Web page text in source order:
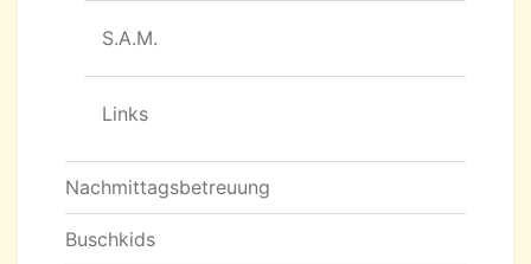
S.A.M.
Links
Nachmittagsbetreuung
Buschkids